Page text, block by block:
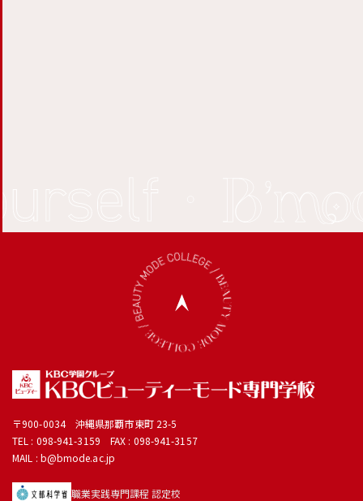
〒900-0034 沖縄県那覇市東町 23-5
TEL : 098-941-3159 FAX : 098-941-3157
MAIL : b@bmode.ac.jp
職業実践専門課程 認定校